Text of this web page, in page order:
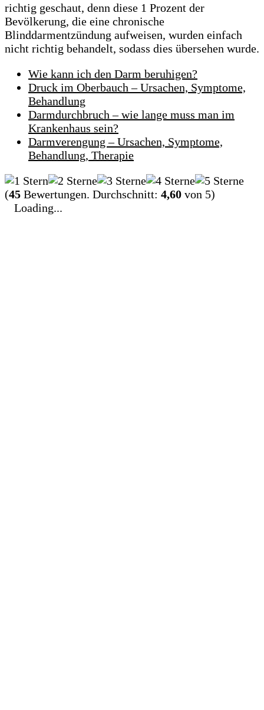
richtig geschaut, denn diese 1 Prozent der
Bevölkerung, die eine chronische
Blinddarmentzündung aufweisen, wurden einfach
nicht richtig behandelt, sodass dies übersehen wurde.
Wie kann ich den Darm beruhigen?
Druck im Oberbauch – Ursachen, Symptome,
Behandlung
Darmdurchbruch – wie lange muss man im
Krankenhaus sein?
Darmverengung – Ursachen, Symptome,
Behandlung, Therapie
(45 Bewertungen. Durchschnitt: 4,60 von 5)
Loading...